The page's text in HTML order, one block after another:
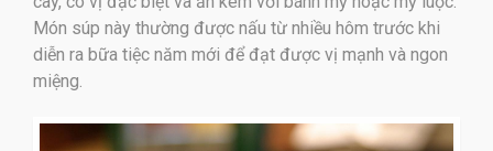
Món súp này thường được nấu từ nhiều hôm trước khi
diễn ra bữa tiệc năm mới để đạt được vị mạnh và ngon
miệng.